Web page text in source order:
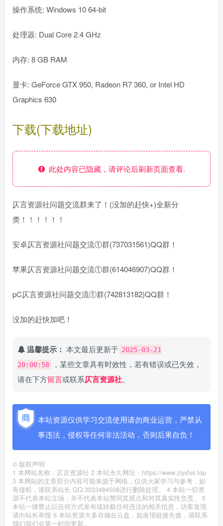
操作系统: Windows 10 64-bit
处理器: Dual Core 2.4 GHz
内存: 8 GB RAM
显卡: GeForce GTX 950, Radeon R7 360, or Intel HD
Graphics 630
下载(下载地址)
此处内容已隐藏，请评论后刷新页面查看.
仄言资源社问题交流群来了！(没加的赶快+)全新分
类！！！！！！
安卓仄言资源社问题交流①群(737031561)QQ群！
苹果仄言资源社问题交流①群(614046907)QQ群！
pC仄言资源社问题交流①群(742813182)QQ群！
没加的赶快加吧！
温馨提示： 本文最后更新于 2025-03-21
20:00:58
，某些文章具有时效性，若有错误或已失效，
请在下方留言或联系仄言资源社。
本站资源仅供学习交流使用请勿商业运营，严禁从
事违法，侵权等任何非法活动，否则后果自负！
© 版权声明
1 本网站名称：仄言资源社 2 本站永久网址：https://www.ziyxfxs.top
3 本网站的文章部分内容可能来源于网络，仅供大家学习与参考，如
有侵权，请联系站长 QQ:3033484508进行删除处理。 4 本站一切资
源不代表本站立场，并不代表本站赞同其观点和对其真实性负责。 5
本站一律禁止以任何方式发布或转载任何违法的相关信息，访客发现
请向站长举报 6 本站资源大多存储在云盘，如发现链接失效，请联系
我们我们会第一时间更新。